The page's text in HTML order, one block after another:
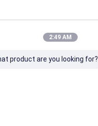
Producten
2:49 AM
product are you looking for?